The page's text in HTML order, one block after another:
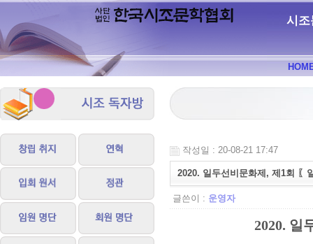
시조
작성일 : 20-08-21 17:47
2020. 일두선비문화제, 제1회 〖
글쓴이 : 운영자
2020. 일